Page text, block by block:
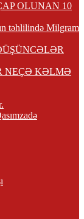
OLUNAN 10
təhlilində Milgram
NEÇƏ KƏLMƏ